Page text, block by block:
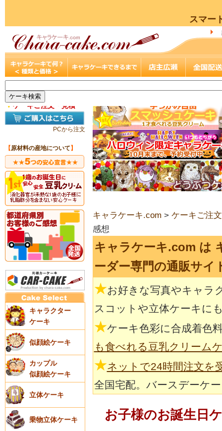
スマー
▼ケーキご注文・見積
PCから注文
【原材料の産地について 】
キャラクター
ケーキ
似顔絵ケーキ
カップル
似顔絵ケーキ
立体ケーキ
乗物立体ケーキ
キャラケーキ.com > ケーキご注
感想
キャラケーキ.com は
ーダー専門の通販サイ
★お好きな写真やキャラ
スコットや立体ケーキに
★ケーキ色彩に合成着色
も食べれる豆乳クリーム
★ネットで24時間注文を
全国宅配。バースデーケ
お子様のお誕生日